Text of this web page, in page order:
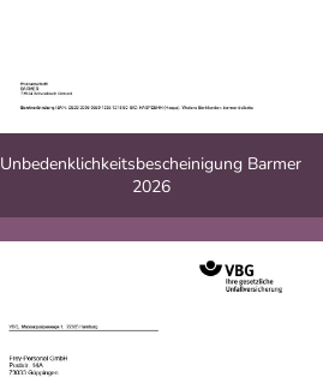
Unbedenklichkeitsbescheinigung Barmer
2026